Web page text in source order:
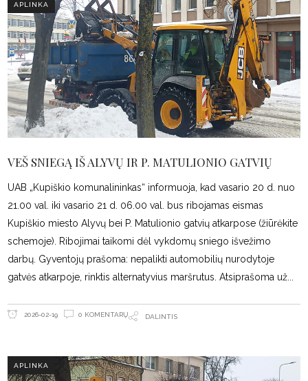
APLINKA
VEŠ SNIEGĄ IŠ ALYVŲ IR P. MATULIONIO GATVIŲ
UAB „Kupiškio komunalininkas“ informuoja, kad vasario 20 d. nuo
21.00 val. iki vasario 21 d. 06.00 val. bus ribojamas eismas
Kupiškio miesto Alyvų bei P. Matulionio gatvių atkarpose (žiūrėkite
schemoje). Ribojimai taikomi dėl vykdomų sniego išvežimo
darbų. Gyventojų prašoma: nepalikti automobilių nurodytoje
gatvės atkarpoje, rinktis alternatyvius maršrutus. Atsiprašoma už
2026-02-19 0 KOMENTARŲ DALINTIS
APLINKA